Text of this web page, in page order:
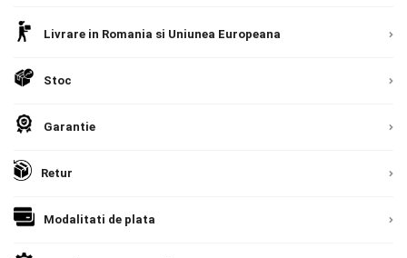
Contact
Livrare in Romania si Uniunea Europeana
Stoc
Garantie
Retur
Modalitati de plata